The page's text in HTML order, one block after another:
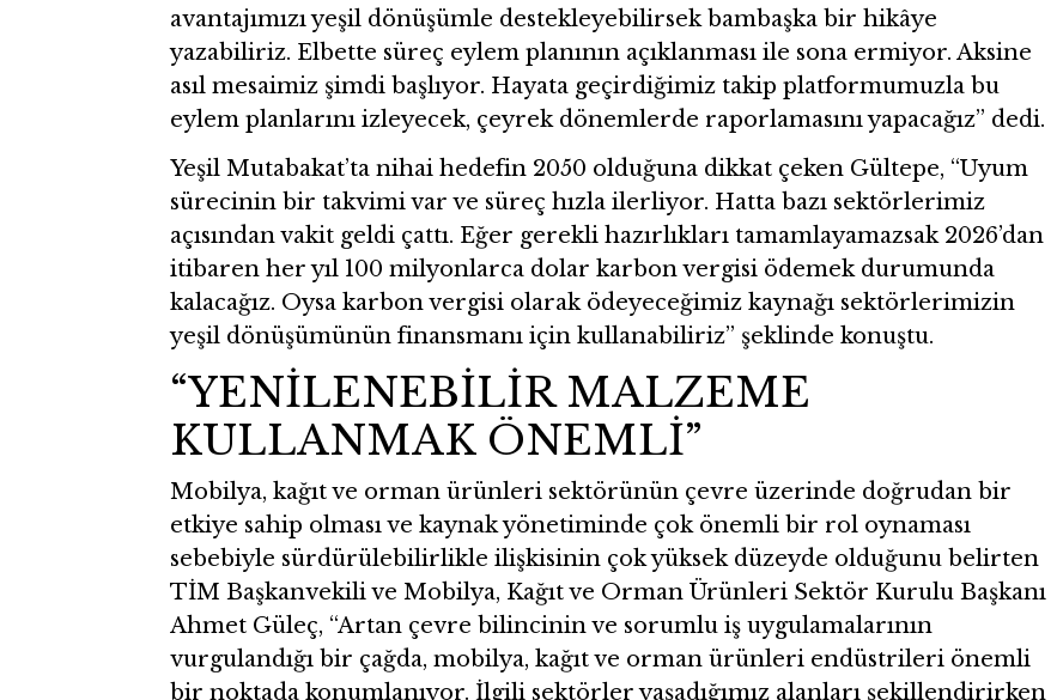
avantajımızı yeşil dönüşümle destekleyebilirsek bambaşka bir hikâye
yazabiliriz. Elbette süreç eylem planının açıklanması ile sona ermiyor. Aksine
asıl mesaimiz şimdi başlıyor. Hayata geçirdiğimiz takip platformumuzla bu
eylem planlarını izleyecek, çeyrek dönemlerde raporlamasını yapacağız” dedi.
Yeşil Mutabakat’ta nihai hedefin 2050 olduğuna dikkat çeken Gültepe, “Uyum
sürecinin bir takvimi var ve süreç hızla ilerliyor. Hatta bazı sektörlerimiz
açısından vakit geldi çattı. Eğer gerekli hazırlıkları tamamlayamazsak 2026’dan
itibaren her yıl 100 milyonlarca dolar karbon vergisi ödemek durumunda
kalacağız. Oysa karbon vergisi olarak ödeyeceğimiz kaynağı sektörlerimizin
yeşil dönüşümünün finansmanı için kullanabiliriz” şeklinde konuştu.
“YENİLENEBİLİR MALZEME
KULLANMAK ÖNEMLİ”
Mobilya, kağıt ve orman ürünleri sektörünün çevre üzerinde doğrudan bir
etkiye sahip olması ve kaynak yönetiminde çok önemli bir rol oynaması
sebebiyle sürdürülebilirlikle ilişkisinin çok yüksek düzeyde olduğunu belirten
TİM Başkanvekili ve Mobilya, Kağıt ve Orman Ürünleri Sektör Kurulu Başkanı
Ahmet Güleç, “Artan çevre bilincinin ve sorumlu iş uygulamalarının
vurgulandığı bir çağda, mobilya, kağıt ve orman ürünleri endüstrileri önemli
bir noktada konumlanıyor. İlgili sektörler yaşadığımız alanları şekillendirirken